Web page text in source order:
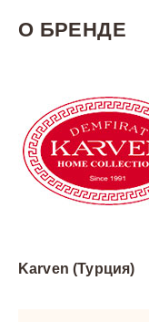
О БРЕНДЕ
Karven (Турция)